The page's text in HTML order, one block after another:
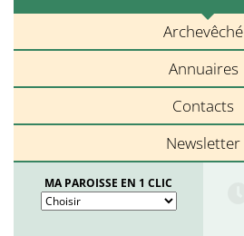
Archevêché
Annuaires
Contacts
Newsletter
MA PAROISSE EN 1 CLIC